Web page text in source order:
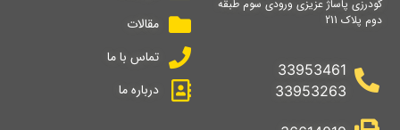
گودرزی پاساژ عزیزی ورودی سوم طبقه
دوم پلاک 211
33953461
33953263
مقالات
تماس با ما
درباره ما